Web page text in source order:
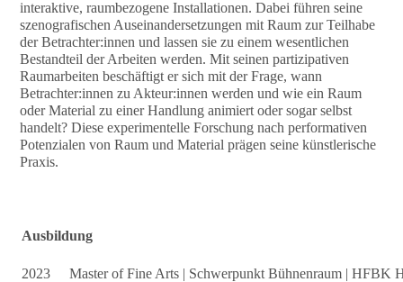
interaktive, raumbezogene Installationen. Dabei führen seine
szenografischen Auseinandersetzungen mit Raum zur Teilhabe
der Betrachter:innen und lassen sie zu einem wesentlichen
Bestandteil der Arbeiten werden. Mit seinen partizipativen
Raumarbeiten beschäftigt er sich mit der Frage, wann
Betrachter:innen zu Akteur:innen werden und wie ein Raum
oder Material zu einer Handlung animiert oder sogar selbst
handelt? Diese experimentelle Forschung nach performativen
Potenzialen von Raum und Material prägen seine künstlerische
Praxis.
Ausbildung
2023 Master of Fine Arts | Schwerpunkt Bühnenraum | HFBK